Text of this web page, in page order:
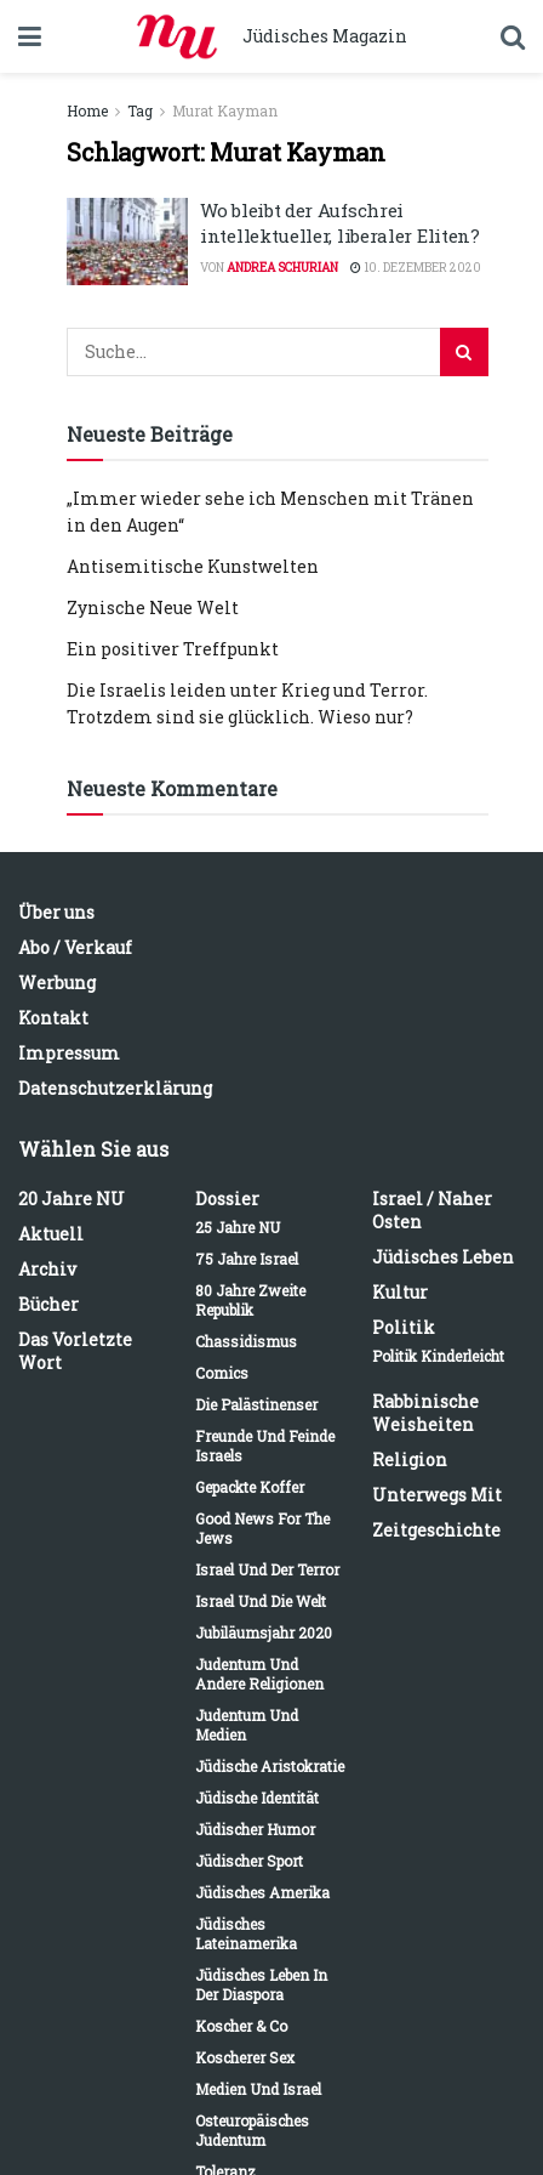
Jüdisches Magazin
Home Tag Murat Kayman
Schlagwort:Murat Kayman
Wo bleibt der Aufschrei
intellektueller, liberaler Eliten?
VONANDREA SCHURIAN 10. DEZEMBER 2020
Neueste Beiträge
„Immer wieder sehe ich Menschen mit Tränen
in den Augen“
Antisemitische Kunstwelten
Zynische Neue Welt
Ein positiver Treffpunkt
Die Israelis leiden unter Krieg und Terror.
Trotzdem sind sie glücklich. Wieso nur?
Neueste Kommentare
Über uns
Abo / Verkauf
Werbung
Kontakt
Impressum
Datenschutzerklärung
Wählen Sie aus
20 Jahre NU
Aktuell
Archiv
Bücher
Das Vorletzte
Wort
Dossier
25 Jahre NU
75 Jahre Israel
80 Jahre Zweite
Republik
Chassidismus
Comics
Die Palästinenser
Freunde Und Feinde
Israels
Gepackte Koffer
Good News For The
Jews
Israel Und Der Terror
Israel Und Die Welt
Jubiläumsjahr 2020
Judentum Und
Andere Religionen
Judentum Und
Medien
Jüdische Aristokratie
Jüdische Identität
Jüdischer Humor
Jüdischer Sport
Jüdisches Amerika
Jüdisches
Lateinamerika
Jüdisches Leben In
Der Diaspora
Koscher & Co
Koscherer Sex
Medien Und Israel
Osteuropäisches
Judentum
Toleranz
Israel / Naher
Osten
Jüdisches Leben
Kultur
Politik
Politik Kinderleicht
Rabbinische
Weisheiten
Religion
Unterwegs Mit
Zeitgeschichte